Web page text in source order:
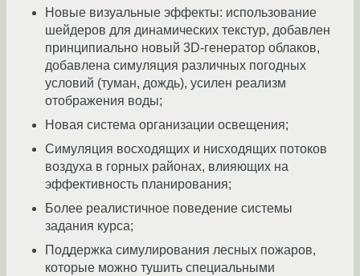
Новые визуальные эффекты: использование
шейдеров для динамических текстур, добавлен
принципиально новый 3D-генератор облаков,
добавлена симуляция различных погодных
условий (туман, дождь), усилен реализм
отображения воды;
Новая система организации освещения;
Симуляция восходящих и нисходящих потоков
воздуха в горных районах, влияющих на
эффективность планирования;
Более реалистичное поведение системы
задания курса;
Поддержка симулирования лесных пожаров,
которые можно тушить специальными